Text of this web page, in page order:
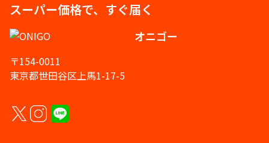
スーパー価格で、すぐ届く
オニゴー
〒154-0011
東京都世田谷区上馬1-17-5